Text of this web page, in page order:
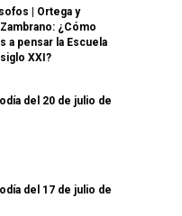
| Ortega y
¿Cómo
a pensar la Escuela
XXI?
del 20 de julio de
del 17 de julio de